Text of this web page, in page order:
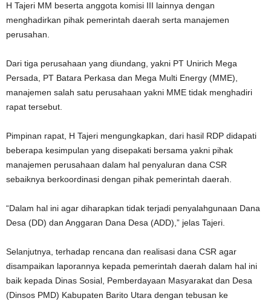
H Tajeri MM beserta anggota komisi III lainnya dengan
menghadirkan pihak pemerintah daerah serta manajemen
perusahan.
Dari tiga perusahaan yang diundang, yakni PT Unirich Mega
Persada, PT Batara Perkasa dan Mega Multi Energy (MME),
manajemen salah satu perusahaan yakni MME tidak menghadiri
rapat tersebut.
Pimpinan rapat, H Tajeri mengungkapkan, dari hasil RDP didapati
beberapa kesimpulan yang disepakati bersama yakni pihak
manajemen perusahaan dalam hal penyaluran dana CSR
sebaiknya berkoordinasi dengan pihak pemerintah daerah.
“Dalam hal ini agar diharapkan tidak terjadi penyalahgunaan Dana
Desa (DD) dan Anggaran Dana Desa (ADD),” jelas Tajeri.
Selanjutnya, terhadap rencana dan realisasi dana CSR agar
disampaikan laporannya kepada pemerintah daerah dalam hal ini
baik kepada Dinas Sosial, Pemberdayaan Masyarakat dan Desa
(Dinsos PMD) Kabupaten Barito Utara dengan tebusan ke